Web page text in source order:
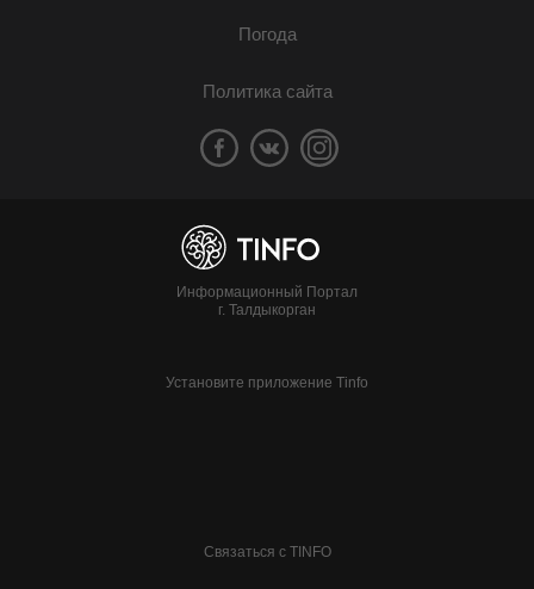
Погода
Политика сайта
Информационный Портал
г. Талдыкорган
Установите приложение Tinfo
Связаться с TINFO